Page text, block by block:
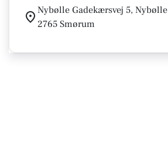
Nybølle Gadekærsvej 5, Nybølle
2765 Smørum